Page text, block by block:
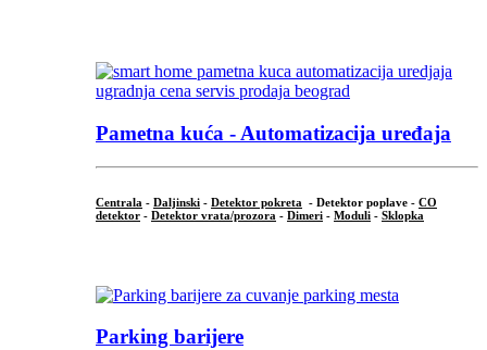
Pametna kuća - Automatizacija uređaja
Centrala - Daljinski - Detektor pokreta - Detektor poplave - CO
detektor - Detektor vrata/prozora - Dimeri - Moduli - Sklopka
Parking barijere